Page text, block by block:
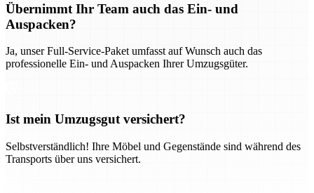
Übernimmt Ihr Team auch das Ein- und
Auspacken?
Ja, unser Full-Service-Paket umfasst auf Wunsch auch das
professionelle Ein- und Auspacken Ihrer Umzugsgüter.
Ist mein Umzugsgut versichert?
Selbstverständlich! Ihre Möbel und Gegenstände sind während des
Transports über uns versichert.